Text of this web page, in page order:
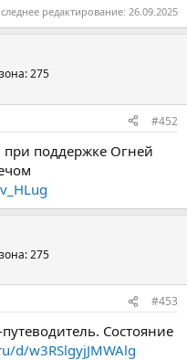
редактирование: 26.09.2025
275
#452
поддержке Огней
275
#453
Состояние
d/w3RSlgyjJMWAlg